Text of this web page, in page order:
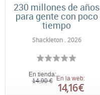
230 millones de años
para gente con poco
tiempo
Shackleton . 2026
En tienda:
14,90 € En la web:
14,16 €